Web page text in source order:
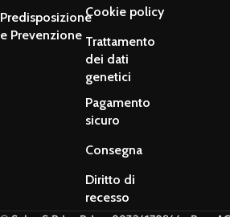
Predisposizione
e Prevenzione
Cookie policy
Trattamento
dei dati
genetici
Pagamento
sicuro
Consegna
Diritto di
recesso